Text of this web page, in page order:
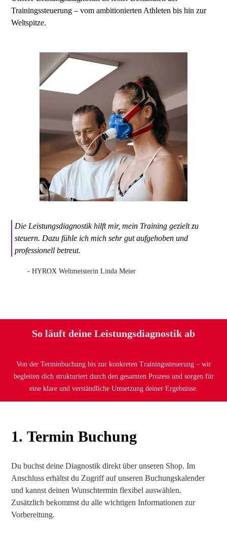
Trainingssteuerung – vom ambitionierten Athleten bis hin zur
Weltspitze.
Die Leistungsdiagnostik hilft mir, mein Training gezielt zu
steuern. Dazu fühle ich mich sehr gutaufgehoben und
professionell betreut.
- HYROX Weltmeisterin Linda Meier
So läuft deine Leistungsdiagnostik ab
Von der Terminbuchung bis zur konkreten Trainingssteuerung – wir
begleiten dich strukturiert durch den gesamten Prozess und sorgen für
eine klare und verständliche Umsetzung deiner Ergebnisse.
1. Termin Buchung
Du buchst deine Diagnostik direkt über unseren Shop. Im
Anschluss erhältst du Zugriff auf unseren Buchungskalender
und kannst deinen Wunschtermin flexibel auswählen.
Zusätzlich bekommst du alle wichtigen Informationen zur
Vorbereitung.